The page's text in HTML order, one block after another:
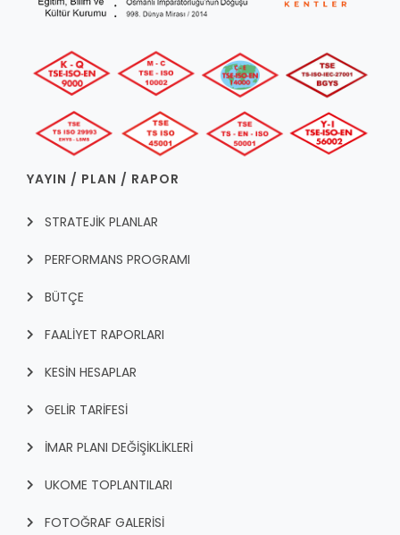
YAYIN / PLAN / RAPOR
STRATEJİK PLANLAR
PERFORMANS PROGRAMI
BÜTÇE
FAALİYET RAPORLARI
KESİN HESAPLAR
GELİR TARİFESİ
İMAR PLANI DEĞİŞİKLİKLERİ
UKOME TOPLANTILARI
FOTOĞRAF GALERİSİ